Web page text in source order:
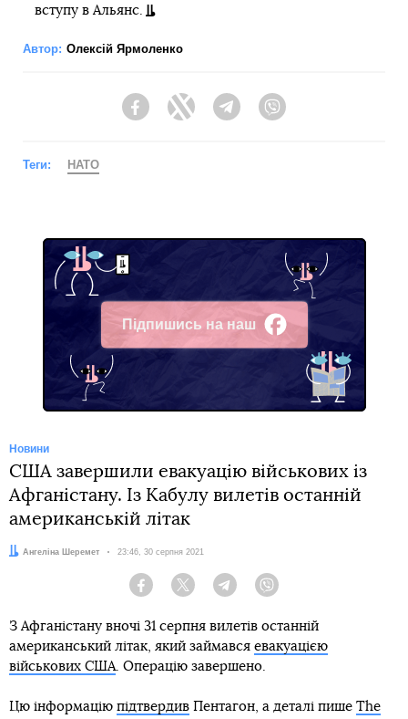
вступу в Альянс.
Автор: Олексій Ярмоленко
FacebookTwitter Telegram
Теги: НАТО
Підпишись на наш
Facebook
Новини
США завершили евакуацію військових із
Афганістану. Із Кабулу вилетів останній
американській літак
Автор:
Ангеліна Шеремет Дата:
23:46, 30 серпня 2021
Facebook Twitter Telegram
З Афганістану вночі 31 серпня вилетів останній
американський літак, який займався евакуацією
військових США. Операцію завершено.
Цю інформацію підтвердив Пентагон, а деталі пише The